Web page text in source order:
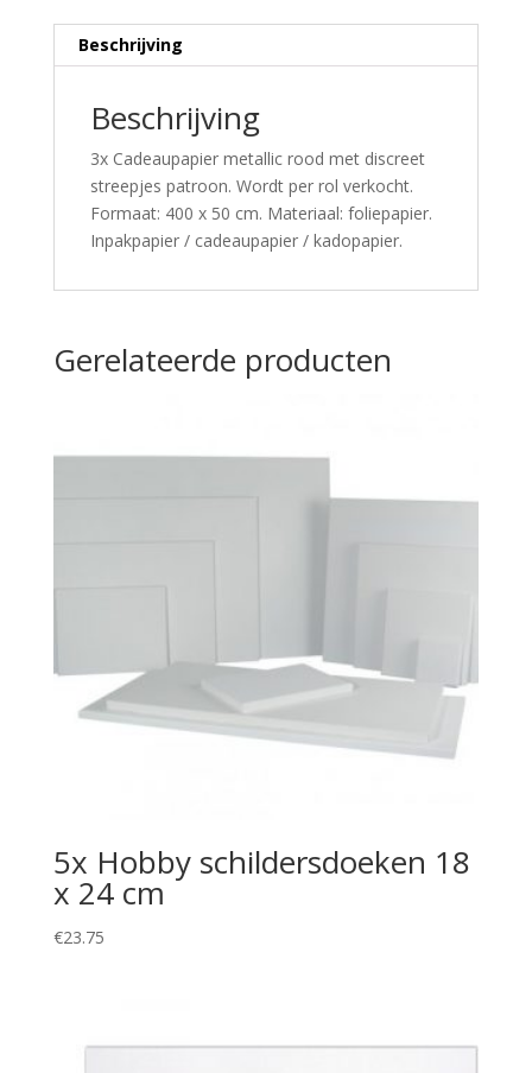
Beschrijving
Beschrijving
3x Cadeaupapier metallic rood met discreet
streepjes patroon. Wordt per rol verkocht.
Formaat: 400 x 50 cm. Materiaal: foliepapier.
Inpakpapier / cadeaupapier / kadopapier.
Gerelateerde producten
5x Hobby schildersdoeken 18
x 24 cm
€23.75